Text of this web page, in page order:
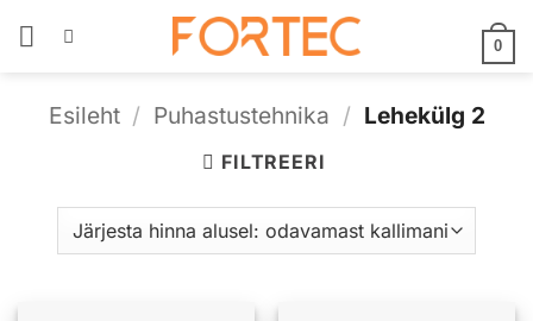
0
Esileht / Puhastustehnika / Lehekülg 2
FILTREERI